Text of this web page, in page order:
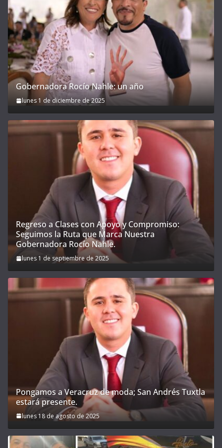
Gobernadora Rocío Nahle: un año
lunes 1 de diciembre de 2025
Regreso a Clases con Apoyo y Compromiso:
Seguimos la Ruta que Marca Nuestra
Gobernadora Rocío Nahle.
lunes 1 de septiembre de 2025
Pongamos a Veracruz de moda; San Andrés Tuxtla
estará presente.
lunes 18 de agosto de 2025